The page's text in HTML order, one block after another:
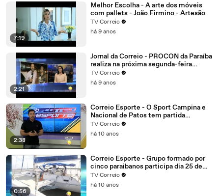
7:19
Melhor Escolha - A arte dos móveis
com pallets - João Firmino - Artesão
TV Correio
há 9 anos
2:21
Jornal da Correio - PROCON da Paraíba
realiza na próxima segunda-feira
mutirão online para negociação de
dívidas
TV Correio
há 9 anos
2:38
Correio Esporte - O Sport Campina e
Nacional de Patos tem partida
importante.
TV Correio
há 10 anos
0:56
Correio Esporte - Grupo formado por
cinco paraibanos participa dia 25 de
setembro da edição 2016 da regata
refeno, considerada uma das maiores
TV Correio
há 10 anos